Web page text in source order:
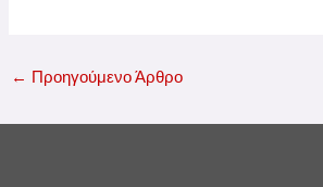
← Προηγούμενο Άρθρο